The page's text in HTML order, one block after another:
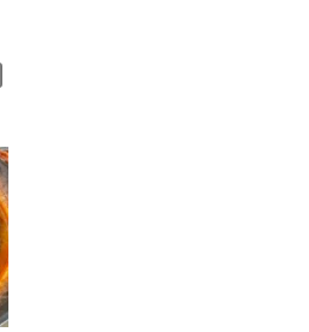
Press
close
the
search
panel.